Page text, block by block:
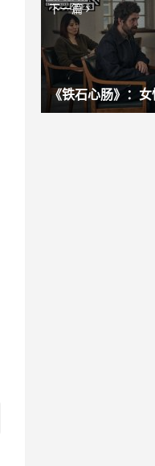
下一篇
《铁石心肠》：